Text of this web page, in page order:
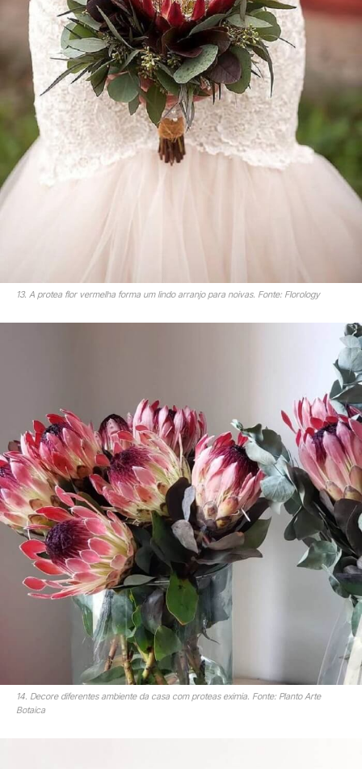
13. A protea flor vermelha forma um lindo arranjo para noivas. Fonte: Florology
14. Decore diferentes ambiente da casa com proteas eximia. Fonte: Planto Arte
Botaica